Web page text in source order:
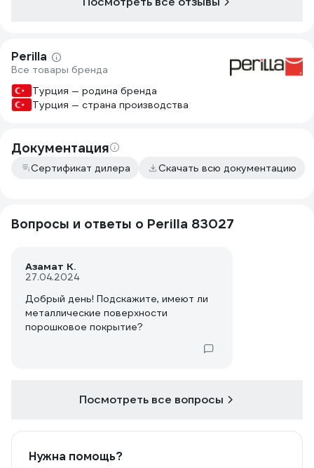
Perilla
Все товары бренда
Турция — родина бренда
Турция — страна производства
Документация
Сертификат дилера Скачать всю документацию
Вопросы и ответы о Perilla 83027
Азамат К.
27.04.2024
Добрый день! Подскажите, имеют ли
металлические поверхности
порошковое покрытие?
Посмотреть все вопросы
Нужна помощь?